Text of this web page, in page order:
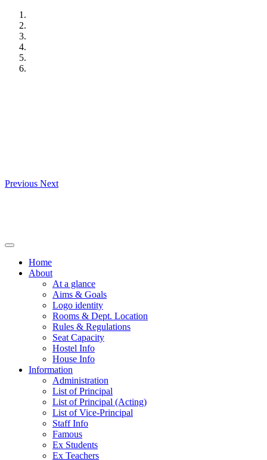
Skip
content
Previous Next
Home
About
At a glance
Aims & Goals
Logo identity
Rooms & Dept. Location
Rules & Regulations
Seat Capacity
Hostel Info
House Info
Information
Administration
List of Principal
List of Principal (Acting)
List of Vice-Principal
Staff Info
Famous
Ex Students
Ex Teachers